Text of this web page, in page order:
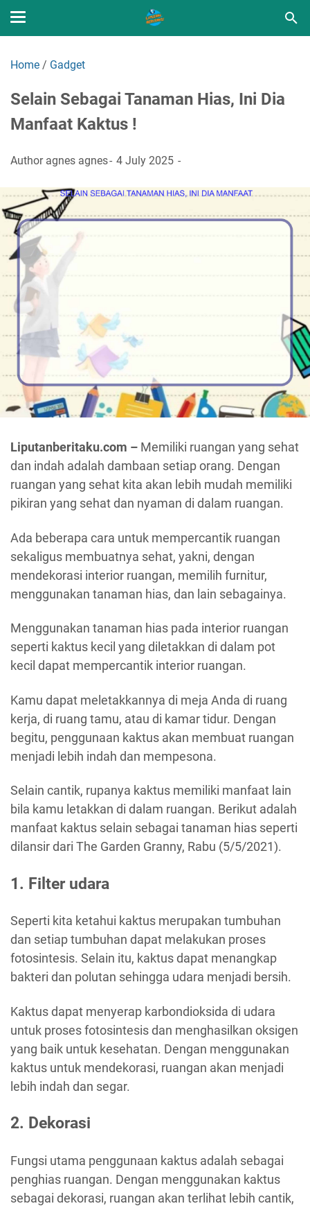
Home / Gadget
Selain Sebagai Tanaman Hias, Ini Dia
Manfaat Kaktus !
Author agnes agnes 4 July 2025
Liputanberitaku.com – Memiliki ruangan yang sehat
dan indah adalah dambaan setiap orang. Dengan
ruangan yang sehat kita akan lebih mudah memiliki
pikiran yang sehat dan nyaman di dalam ruangan.
Ada beberapa cara untuk mempercantik ruangan
sekaligus membuatnya sehat, yakni, dengan
mendekorasi interior ruangan, memilih furnitur,
menggunakan tanaman hias, dan lain sebagainya.
Menggunakan tanaman hias pada interior ruangan
seperti kaktus kecil yang diletakkan di dalam pot
kecil dapat mempercantik interior ruangan.
Kamu dapat meletakkannya di meja Anda di ruang
kerja, di ruang tamu, atau di kamar tidur. Dengan
begitu, penggunaan kaktus akan membuat ruangan
menjadi lebih indah dan mempesona.
Selain cantik, rupanya kaktus memiliki manfaat lain
bila kamu letakkan di dalam ruangan. Berikut adalah
manfaat kaktus selain sebagai tanaman hias seperti
dilansir dari The Garden Granny, Rabu (5/5/2021).
1. Filter udara
Seperti kita ketahui kaktus merupakan tumbuhan
dan setiap tumbuhan dapat melakukan proses
fotosintesis. Selain itu, kaktus dapat menangkap
bakteri dan polutan sehingga udara menjadi bersih.
Kaktus dapat menyerap karbondioksida di udara
untuk proses fotosintesis dan menghasilkan oksigen
yang baik untuk kesehatan. Dengan menggunakan
kaktus untuk mendekorasi, ruangan akan menjadi
lebih indah dan segar.
2. Dekorasi
Fungsi utama penggunaan kaktus adalah sebagai
penghias ruangan. Dengan menggunakan kaktus
sebagai dekorasi, ruangan akan terlihat lebih cantik,